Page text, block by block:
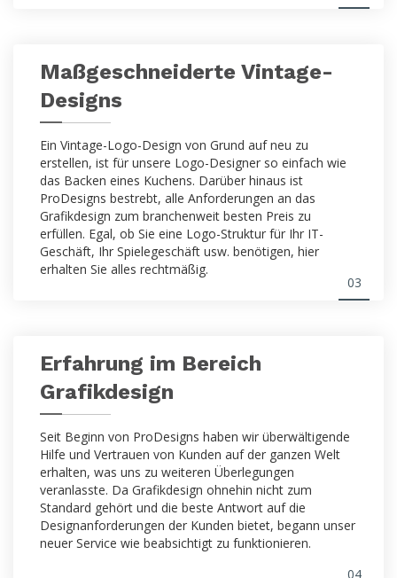
03
Maßgeschneiderte Vintage-
Designs
Ein Vintage-Logo-Design von Grund auf neu zu
erstellen, ist für unsere Logo-Designer so einfach wie
das Backen eines Kuchens. Darüber hinaus ist
ProDesigns bestrebt, alle Anforderungen an das
Grafikdesign zum branchenweit besten Preis zu
erfüllen. Egal, ob Sie eine Logo-Struktur für Ihr IT-
Geschäft, Ihr Spielegeschäft usw. benötigen, hier
erhalten Sie alles rechtmäßig.
04
Erfahrung im Bereich
Grafikdesign
Seit Beginn von ProDesigns haben wir überwältigende
Hilfe und Vertrauen von Kunden auf der ganzen Welt
erhalten, was uns zu weiteren Überlegungen
veranlasste. Da Grafikdesign ohnehin nicht zum
Standard gehört und die beste Antwort auf die
Designanforderungen der Kunden bietet, begann unser
neuer Service wie beabsichtigt zu funktionieren.